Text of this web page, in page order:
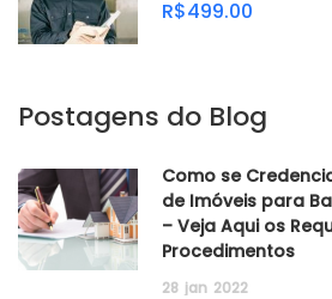
R$499.00
Postagens do Blog
Como se
de Imóveis para
– Veja Aqui os
Procedimentos
28 jan 2022